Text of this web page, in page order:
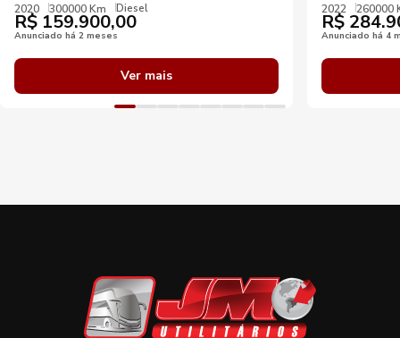
2020 300000 Km Diesel
R$ 159.900,00
Anunciado há 2 meses
Ver mais
2022 260000
R$
Anunciado há 4